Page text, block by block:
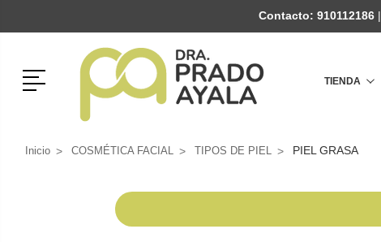
Contacto: 910112186|
Menú TIENDA
Inicio COSMÉTICA FACIAL TIPOS DE PIEL PIEL GRASA